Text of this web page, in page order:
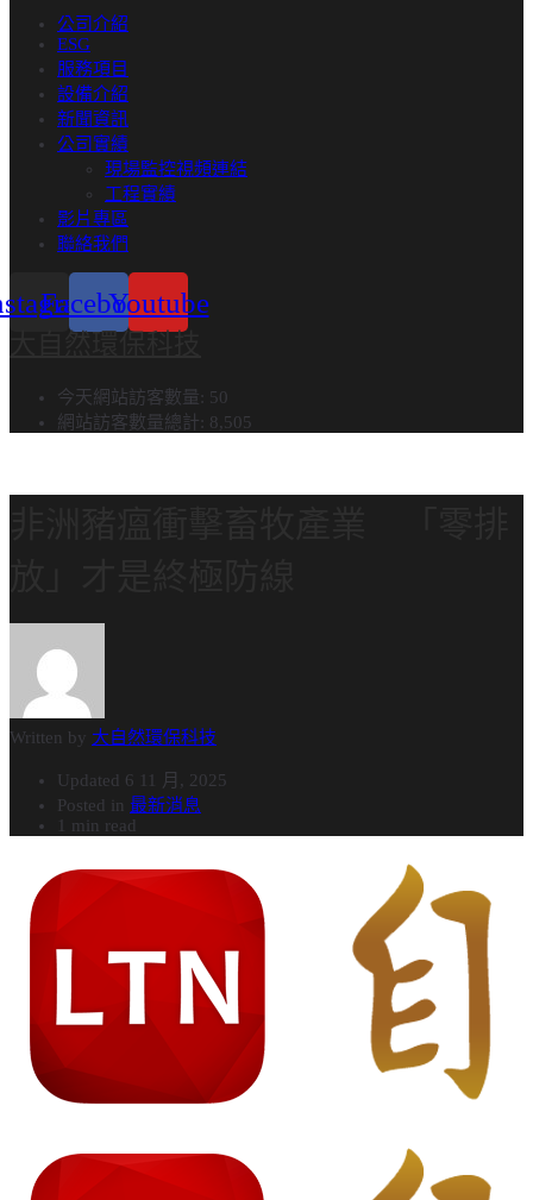
公司介紹
ESG
服務項目
設備介紹
新聞資訊
公司實績
現場監控視頻連結
工程實績​
影片專區
聯絡我們
FacebookYoutube
今天網站訪客數量: 50
網站訪客數量總計: 8,505
Written by 大自然環保科技
Updated 6 11 月, 2025
Posted in 最新消息
1 min read